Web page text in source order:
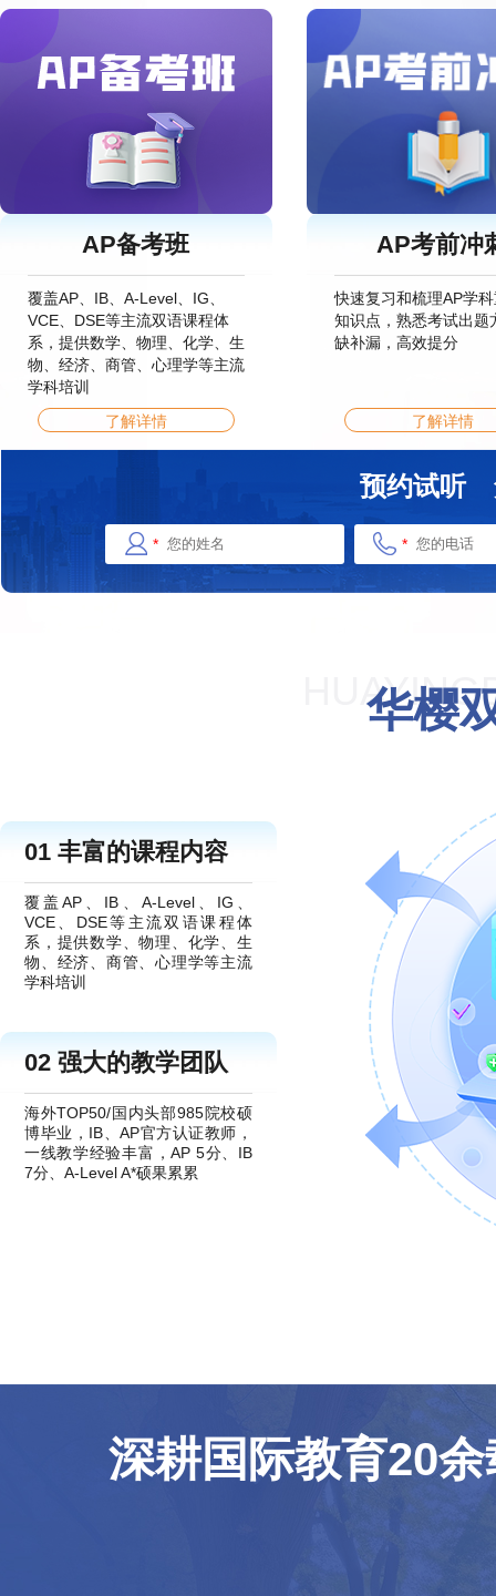
AP备考班
覆盖AP、IB、A-Level、IG、
VCE、DSE等主流双语课程体
系，提供数学、物理、化学、生
物、经济、商管、心理学等主流
学科培训
了解详情
AP考前冲
快速复习和梳理AP学
知识点，熟悉考试出题
缺补漏，高效提分
了解详情
预约试听
* *
华樱
01 丰富的课程内容
覆盖AP、IB、A-Level、IG、
VCE、DSE等主流双语课程体
系，提供数学、物理、化学、生
物、经济、商管、心理学等主流
学科培训
02 强大的教学团队
海外TOP50/国内头部985院校硕
博毕业，IB、AP官方认证教师，
一线教学经验丰富，AP 5分、IB
7分、A-Level A*硕果累累
深耕国际教育20